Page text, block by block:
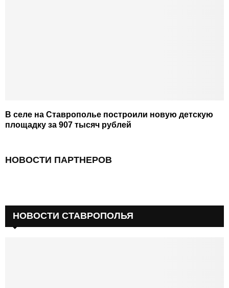
В селе на Ставрополье построили новую детскую
площадку за 907 тысяч рублей
НОВОСТИ ПАРТНЕРОВ
НОВОСТИ СТАВРОПОЛЬЯ